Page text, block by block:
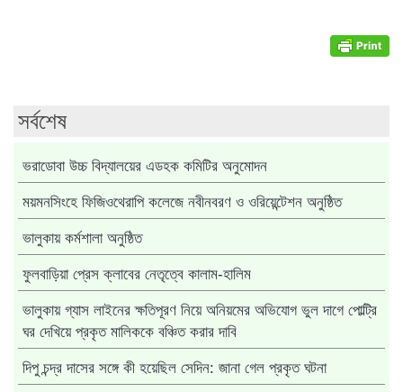
সর্বশেষ
ভরাডোবা উচ্চ বিদ্যালয়ের এডহক কমিটির অনুমোদন
ময়মনসিংহে ফিজিওথেরাপি কলেজে নবীনবরণ ও ওরিয়েন্টেশন অনুষ্ঠিত
ভালুকায় কর্মশালা অনুষ্ঠিত
ফুলবাড়িয়া প্রেস ক্লাবের নেতৃত্বে কালাম-হালিম
ভালুকায় গ্যাস লাইনের ক্ষতিপূরণ নিয়ে অনিয়মের অভিযোগ ভুল দাগে পোল্ট্রি
ঘর দেখিয়ে প্রকৃত মালিককে বঞ্চিত করার দাবি
দিপু চন্দ্র দাসের সঙ্গে কী হয়েছিল সেদিন: জানা গেল প্রকৃত ঘটনা